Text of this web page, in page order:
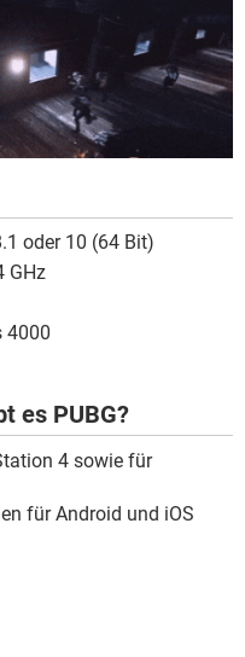
oder 10 (64 Bit)
GHz
4000
es PUBG?
4 sowie für
für Android und iOS